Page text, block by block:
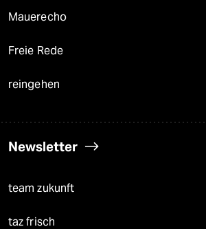
Mauerecho
Freie Rede
reingehen
Newsletter
team zukunft
taz frisch